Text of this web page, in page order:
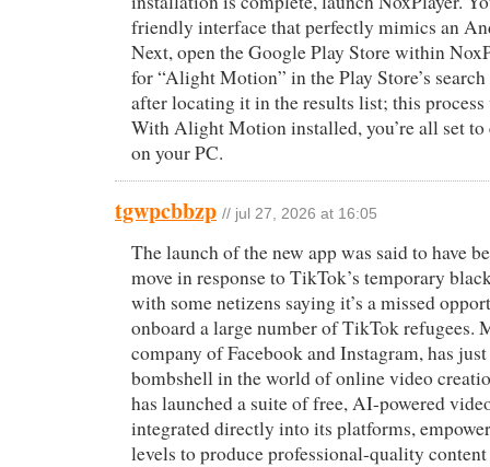
friendly interface that perfectly mimics an
Next, open the Google Play Store within
for “Alight Motion” in the Play Store’s
after locating it in the results list; this
With Alight Motion installed, you’re all set to
on your PC.
tgwpcbbzp // jul 27, 2026 at 16:05
The launch of the new app was said to have
move in response to TikTok’s temporary
with some netizens saying it’s a missed
onboard a large number of TikTok refugees.
company of Facebook and Instagram, has
bombshell in the world of online video
has launched a suite of free, AI-powered
integrated directly into its platforms,
levels to produce professional-quality